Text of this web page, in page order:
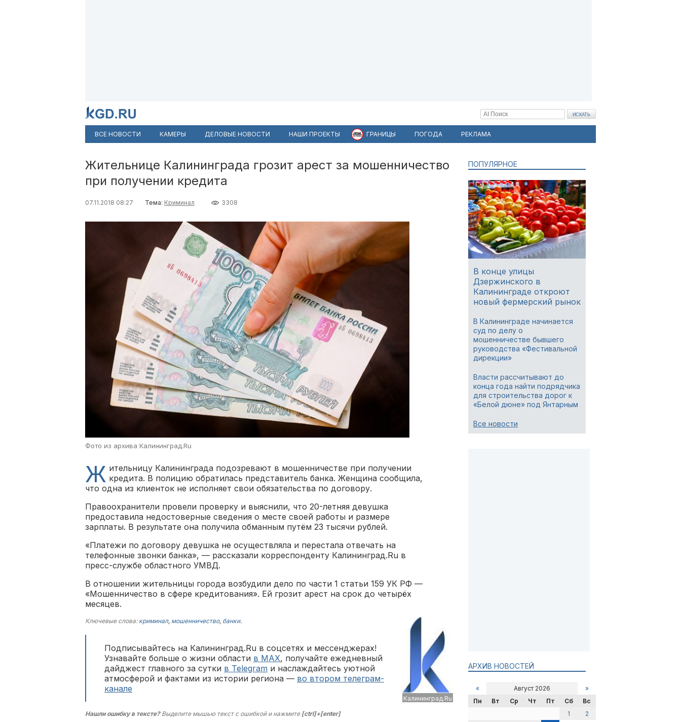
ВСЕ НОВОСТИ КАМЕРЫ ДЕЛОВЫЕ НОВОСТИ НАШИ ПРОЕКТЫ ГРАНИЦЫ ПОГОДА РЕКЛАМА
Жительнице Калининграда грозит арест за мошенничество
при получении кредита
07.11.2018 08:27 Тема: Криминал 3308
Фото из архива Калининград.Ru
Ж ительницу Калининграда подозревают в мошенничестве при получении
кредита. В полицию обратилась представитель банка. Женщина сообщила,
что одна из клиенток не исполняет свои обязательства по договору.
Правоохранители провели проверку и выяснили, что 20-летняя девушка
предоставила недостоверные сведения о месте своей работы и размере
зарплаты. В результате она получила обманным путём 23 тысячи рублей.
«Платежи по договору девушка не осуществляла и перестала отвечать на
телефонные звонки банка», — рассказали корреспонденту Калининград.Ru в
пресс-службе областного УМВД.
В отношении жительницы города возбудили дело по части 1 статьи 159 УК РФ —
«Мошенничество в сфере кредитования». Ей грозит арест на срок до четырёх
месяцев.
Калининград.Ru
Ключевые слова: криминал, мошенничество, банки.
Подписывайтесь на Калининград.Ru в соцсетях и мессенджерах!
Узнавайте больше о жизни области в MAX, получайте ежедневный
дайджест главного за сутки в Telegram и наслаждайтесь уютной
атмосферой и фактами из истории региона — во втором телеграм-
канале
Нашли ошибку в тексте?Выделите мышью текст с ошибкой и нажмите [ctrl]+[enter]
ПОПУЛЯРНОЕ
В конце улицы
Дзержинского в
Калининграде откроют
новый фермерский рынок
В Калининграде начинается
суд по делу о
мошенничестве бывшего
руководства «Фестивальной
дирекции»
Власти рассчитывают до
конца года найти подрядчика
для строительства дорог к
«Белой дюне» под Янтарным
Все новости
АРХИВ НОВОСТЕЙ
« Август 2026
»
Пн
Вт Ср Чт Пт Сб
Вс
1
2